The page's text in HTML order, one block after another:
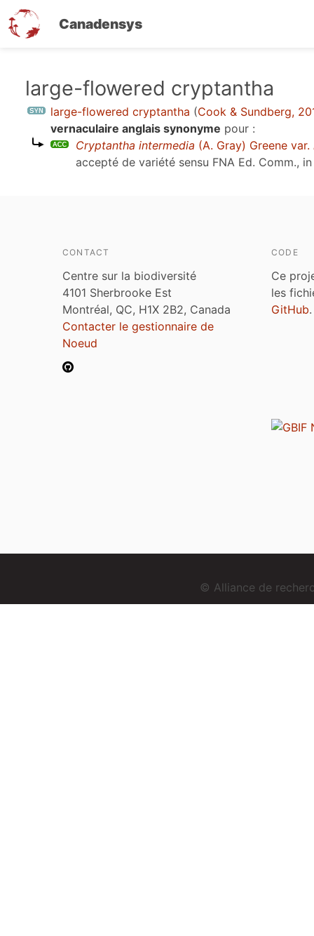
Canadensys
contenu
large-flowered cryptantha
large-flowered cryptantha (Cook & Sundberg,
vernaculaire anglais synonyme pour :
Cryptantha intermedia (A. Gray) Greene var.
accepté de variété sensu FNA Ed. Comm.,
CONTACT
Centre sur la biodiversité
4101 Sherbrooke Est
Montréal, QC, H1X 2B2, Canada
Contacter le gestionnaire de
Noeud
CODE
Ce
les
GitHub.
© Alliance de